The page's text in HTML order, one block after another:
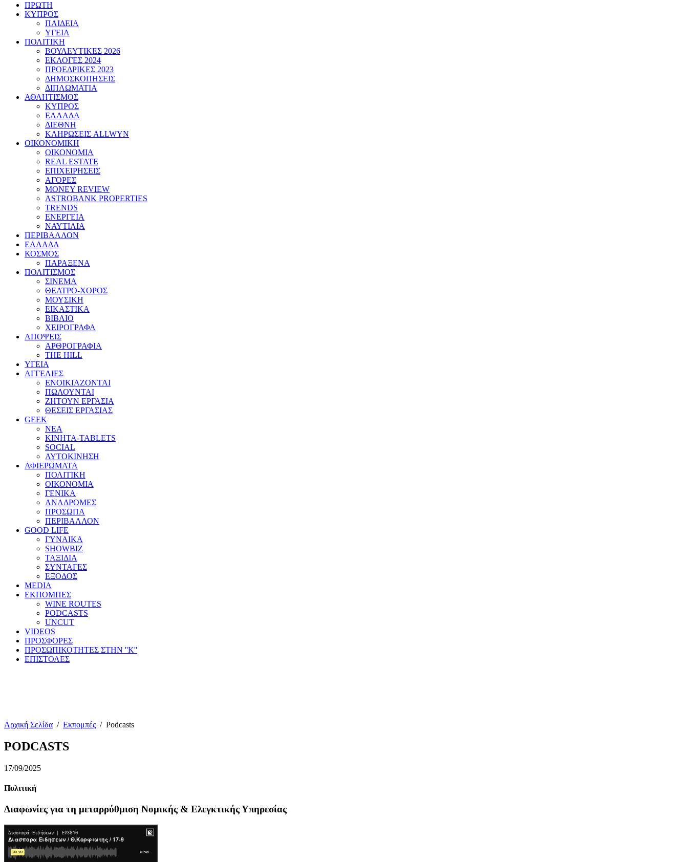
ΠΡΩΤΗ
ΚΥΠΡΟΣ
ΠΑΙΔΕΙΑ
ΥΓΕΙΑ
ΠΟΛΙΤΙΚΗ
ΒΟΥΛΕΥΤΙΚΕΣ 2026
ΕΚΛΟΓΕΣ 2024
ΠΡΟΕΔΡΙΚΕΣ 2023
ΔΗΜΟΣΚΟΠΗΣΕΙΣ
ΔΙΠΛΩΜΑΤΙΑ
ΑΘΛΗΤΙΣΜΟΣ
ΚΥΠΡΟΣ
ΕΛΛΑΔΑ
ΔΙΕΘΝΗ
ΚΛΗΡΩΣΕΙΣ ALLWYN
ΟΙΚΟΝΟΜΙΚΗ
ΟΙΚΟΝΟΜΙΑ
REAL ESTATE
ΕΠΙΧΕΙΡΗΣΕΙΣ
ΑΓΟΡΕΣ
MONEY REVIEW
ASTROBANK PROPERTIES
TRENDS
ΕΝΕΡΓΕΙΑ
ΝΑΥΤΙΛΙΑ
ΠΕΡΙΒΑΛΛΟΝ
ΕΛΛΑΔΑ
ΚΟΣΜΟΣ
ΠΑΡΑΞΕΝΑ
ΠΟΛΙΤΙΣΜΟΣ
ΣΙΝΕΜΑ
ΘΕΑΤΡΟ-ΧΟΡΟΣ
ΜΟΥΣΙΚΗ
ΕΙΚΑΣΤΙΚΑ
ΒΙΒΛΙΟ
ΧΕΙΡΟΓΡΑΦΑ
ΑΠΟΨΕΙΣ
ΑΡΘΡΟΓΡΑΦΙΑ
THE HILL
ΥΓΕΙΑ
ΑΓΓΕΛΙΕΣ
ΕΝΟΙΚΙΑΖΟΝΤΑΙ
ΠΩΛΟΥΝΤΑΙ
ΖΗΤΟΥΝ ΕΡΓΑΣΙΑ
ΘΕΣΕΙΣ ΕΡΓΑΣΙΑΣ
GEEK
ΝΕΑ
ΚΙΝΗΤΑ-TABLETS
SOCIAL
ΑΥΤΟΚΙΝΗΣΗ
ΑΦΙΕΡΩΜΑΤΑ
ΠΟΛΙΤΙΚΗ
ΟΙΚΟΝΟΜΙΑ
ΓΕΝΙΚΑ
ΑΝΑΔΡΟΜΕΣ
ΠΡΟΣΩΠΑ
ΠΕΡΙΒΑΛΛΟΝ
GOOD LIFE
ΓΥΝΑΙΚΑ
SHOWBIZ
ΤΑΞΙΔΙΑ
ΣΥΝΤΑΓΕΣ
ΕΞΟΔΟΣ
MEDIA
ΕΚΠΟΜΠΕΣ
WINE ROUTES
PODCASTS
UNCUT
VIDEOS
ΠΡΟΣΦΟΡΕΣ
ΠΡΟΣΩΠΙΚΟΤΗΤΕΣ ΣΤΗΝ ''Κ''
ΕΠΙΣΤΟΛΕΣ
Αρχική Σελίδα / Εκπομπές / Podcasts
PODCASTS
17/09/2025
Πολιτική
Διαφωνίες για τη μεταρρύθμιση Νομικής & Ελεγκτικής Υπηρεσίας